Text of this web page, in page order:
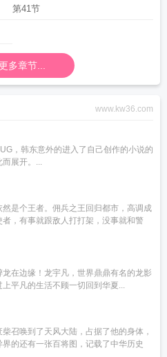
第41节
多章节...
www.kw36.com
，韩东意外的进入了自己创作的小说的
而展开。...
是个王者。佣兵之王回归都市，高调成
，有事就跟敌人打打架，没事就和警
在边缘！龙宇凡，世界鼎鼎有名的龙影
平凡的生活不顾一切回到华夏...
召唤到了天风大陆，占据了他的身体，
的还有一张百将图，记载了中华历史